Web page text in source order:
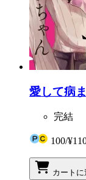
愛して病
完結
100/
カートに